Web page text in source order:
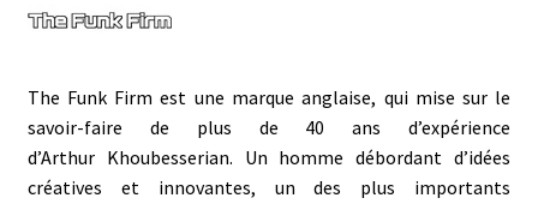
The Funk Firm est une marque anglaise, qui mise sur le
savoir-faire de plus de 40 ans d’expérience
d’Arthur Khoubesserian. Un homme débordant d’idées
créatives et innovantes, un des plus importants